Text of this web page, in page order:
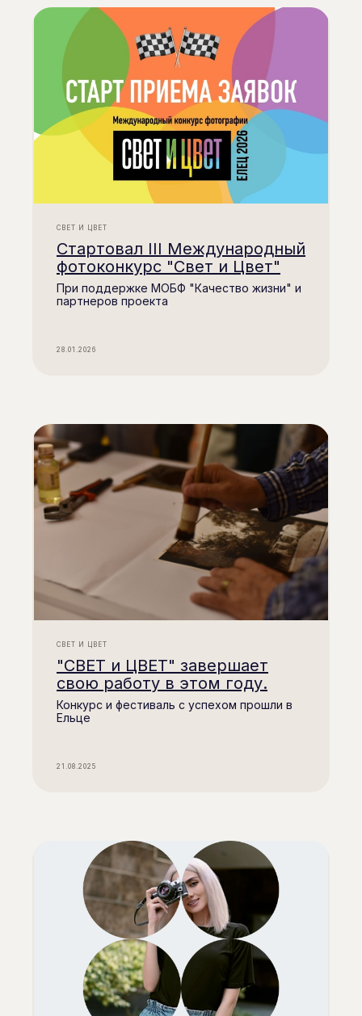
СВЕТ И ЦВЕТ
Стартовал III Международный
фотоконкурс "Свет и Цвет"
При поддержке МОБФ "Качество жизни" и
партнеров проекта
28.01.2026
СВЕТ И ЦВЕТ
"СВЕТ и ЦВЕТ" завершает
свою работу в этом году.
Конкурс и фестиваль с успехом прошли в
Ельце
21.08.2025
Образовательные программы
Интеграционные мастерские
Новости и события
Информация о фонде
Социальные проекты
Повышение качество жизни пожилых
Социальная инклюзия
Подпишитесь на нашу рассылку.
В ней рассказываем о самых важных
новостях и активностях фонда